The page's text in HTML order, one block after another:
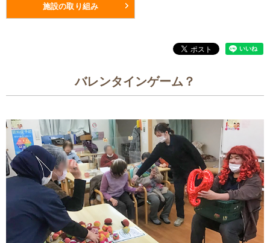
施設の取り組み
バレンタインゲーム？